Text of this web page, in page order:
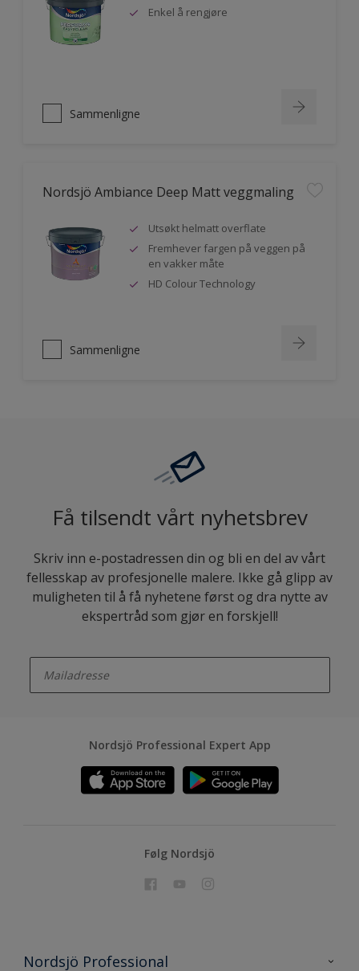
Enkel å rengjøre
Sammenligne
Nordsjö Ambiance Deep Matt veggmaling
Utsøkt helmatt overflate
Fremhever fargen på veggen på
en vakker måte
HD Colour Technology
Sammenligne
Få tilsendt vårt nyhetsbrev
Skriv inn e-postadressen din og bli en del av vårt
fellesskap av profesjonelle malere. Ikke gå glipp av
muligheten til å få nyhetene først og dra nytte av
ekspertråd som gjør en forskjell!
Nordsjö Professional Expert App
Følg Nordsjö
Nordsjö Professional